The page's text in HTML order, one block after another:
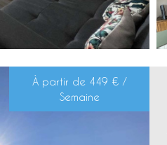
À partir de 449 € /
Semaine